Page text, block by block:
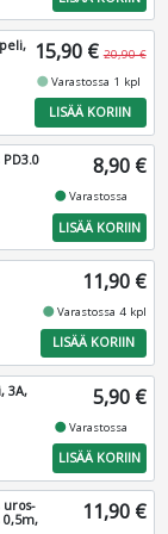
15,90 € 20,90 €
fiber_manual_recordVarastossa 1 kpl
LISÄÄ KORIIN
PD3.0
8,90 €
fiber_manual_recordVarastossa
LISÄÄ KORIIN
11,90 €
fiber_manual_recordVarastossa 4 kpl
LISÄÄ KORIIN
3A,
5,90 €
fiber_manual_recordVarastossa
LISÄÄ KORIIN
uros-
0,5m,
11,90 €